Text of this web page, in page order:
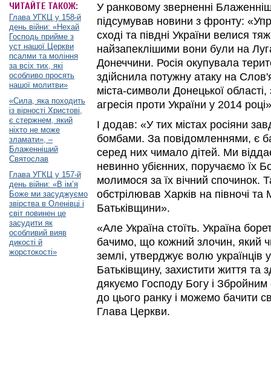
ЧИТАЙТЕ ТАКОЖ:
Глава УГКЦ у 158-й
день війни: «Нехай
Господь прийме з
уст нашої Церкви
псалми та моління
за всіх тих, які
особливо просять
нашої молитви»
«Сила, яка походить
із вірності Христові,
є стержнем, який
ніхто не може
зламати», –
Блаженніший
Святослав
Глава УГКЦ у 157-й
день війни: «В ім’я
Боже ми засуджуємо
звірства в Оленівці і
світ повинен це
засудити як
особливий вияв
дикості й
жорстокості»
У ранковому зверненні
підсумував новини з фронту:
сході та півдні України велися
найзапеклішими вони були на
Донеччини. Росія окупувала
здійснила потужну атаку на
міста-символи Донецької
агресія проти України у 2014
І додав: «У тих містах росіяни
бомбами. За повідомленнями, є
серед них чимало дітей. Ми
невинно убієнних, поручаємо їх
молимося за їх вічний спочинок.
обстрілював Харків на півночі та
Батьківщини».
«Але Україна стоїть. Україна
бачимо, що кожний злочин, який
землі, утверджує волю українців
Батьківщину, захистити життя та
дякуємо Господу Богу і
до цього ранку і можемо бачити
Глава Церкви.